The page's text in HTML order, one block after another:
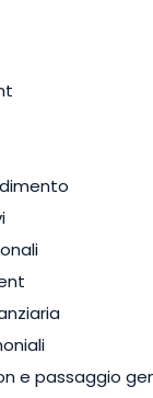
e passaggio